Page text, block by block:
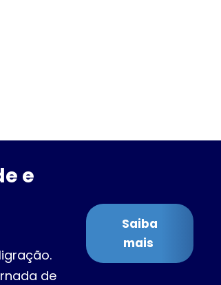
e
de
Saiba
mais